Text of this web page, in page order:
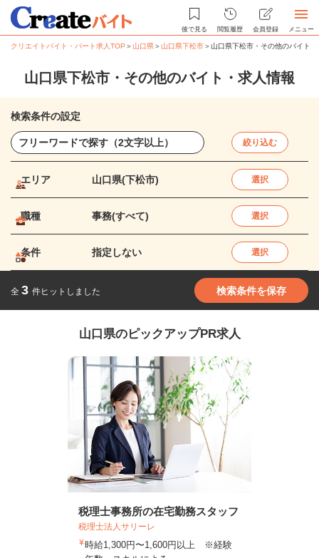
後で見る 閲覧履歴 会員登録 メニュー
クリエイトバイト・パート求人TOP ＞山口県＞山口県下松市＞山口県下松市・その他のバイト
山口県下松市・その他のバイト・求人情報
検索条件の設定
絞り込む
エリア 山口県(下松市) 選択
職種 事務(すべて) 選択
条件 指定しない 選択
全 3 件ヒットしました 検索条件を保存
山口県のピックアップPR求人
税理士事務所の在宅勤務スタッフ
税理士法人サリーレ
時給1,300円〜1,600円以上 ※経験